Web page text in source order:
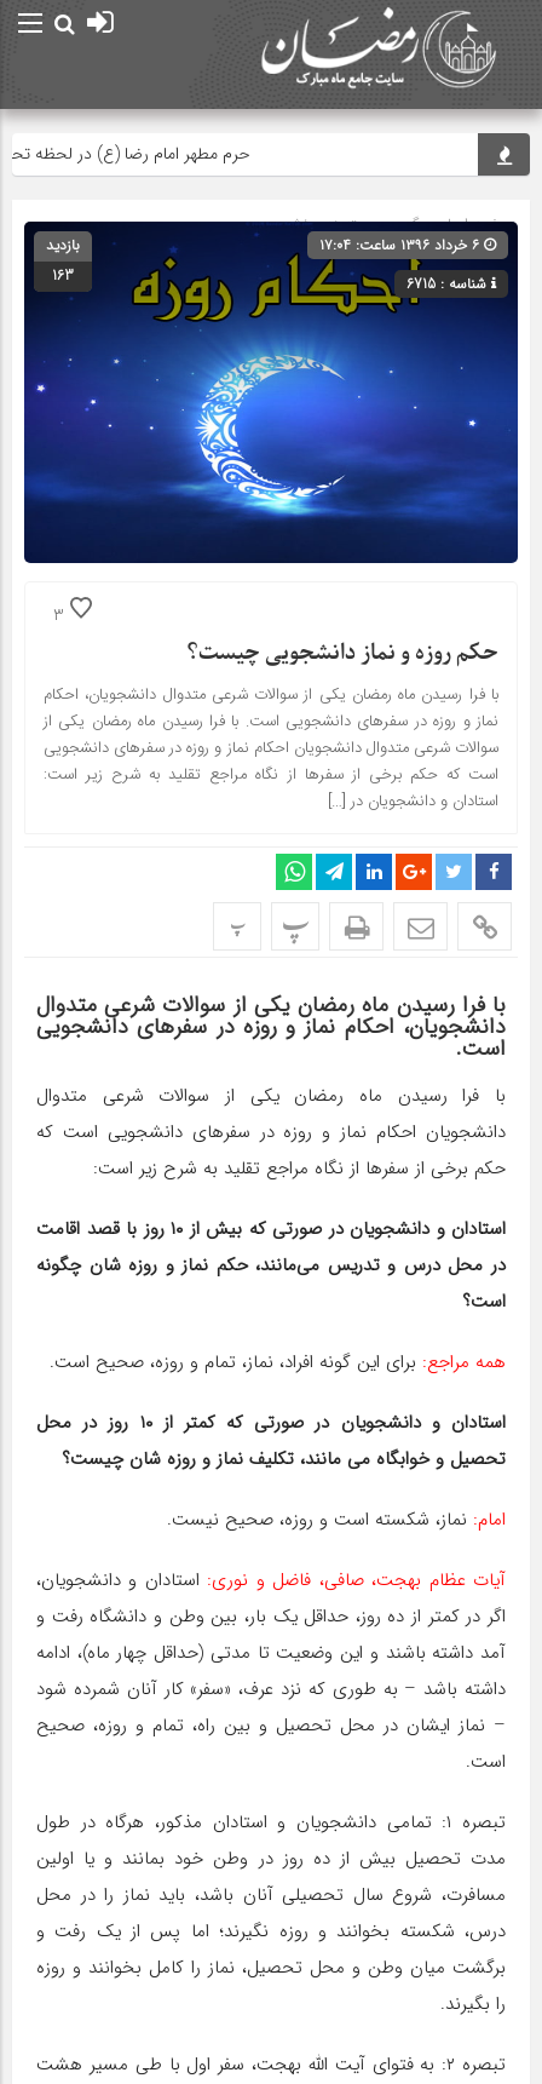
حرم مطهر امام رضا (ع) در لحظه تحویل
صفحه اصلی» گروه » دسته‌بندی نشده
شناسه : 6715
بازدید
163
3
حکم روزه و نماز دانشجویی چیست؟
با فرا رسیدن ماه رمضان یکی از سوالات شرعی متدوال دانشجویان، احکام
نماز و روزه در سفرهای دانشجویی است. با فرا رسیدن ماه رمضان یکی از
سوالات شرعی متدوال دانشجویان احکام نماز و روزه در سفرهای دانشجویی
است که حکم برخی از سفرها از نگاه مراجع تقلید به شرح زیر است:
استادان و دانشجویان در […]
پ پ
با فرا رسیدن ماه رمضان یکی از سوالات شرعی متدوال
دانشجویان، احکام نماز و روزه در سفرهای دانشجویی
است.
با فرا رسیدن ماه رمضان یکی از سوالات شرعی متدوال
دانشجویان احکام نماز و روزه در سفرهای دانشجویی است که
حکم برخی از سفرها از نگاه مراجع تقلید به شرح زیر است:
استادان و دانشجویان در صورتی که بیش از ۱۰ روز با قصد اقامت
در محل درس و تدریس می‌مانند، حکم نماز و روزه شان چگونه
است؟
همه مراجع: برای این گونه افراد، نماز، تمام و روزه، صحیح است.
استادان و دانشجویان در صورتی که کمتر از ۱۰ روز در محل
تحصیل و خوابگاه می مانند، تکلیف نماز و روزه شان چیست؟
امام: نماز، شکسته است و روزه، صحیح نیست.
آیات عظام بهجت، صافی، فاضل و نوری: استادان و دانشجویان،
اگر در کمتر از ده روز، حداقل یک بار، بین وطن و دانشگاه رفت و
آمد داشته باشند و این وضعیت تا مدتی (حداقل چهار ماه)، ادامه
داشته باشد – به طوری که نزد عرف، «سفر» کار آنان شمرده شود
– نماز ایشان در محل تحصیل و بین راه، تمام و روزه، صحیح
است.
تبصره ۱: تمامی دانشجویان و استادان مذکور، هرگاه در طول
مدت تحصیل بیش از ده روز در وطن خود بمانند و یا اولین
مسافرت، شروع سال تحصیلی آنان باشد، باید نماز را در محل
درس، شکسته بخوانند و روزه نگیرند؛ اما پس از یک رفت و
برگشت میان وطن و محل تحصیل، نماز را کامل بخوانند و روزه
را بگیرند.
تبصره ۲: به فتوای آیت اللّه بهجت، سفر اول با طی مسیر هشت